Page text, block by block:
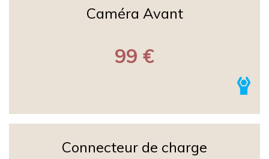
Caméra Avant
99 €
Connecteur de charge